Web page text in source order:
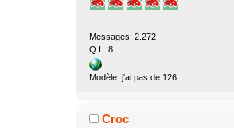
Messages: 2.272
Q.I.: 8
Modèle: j'ai pas de 126...
Croc